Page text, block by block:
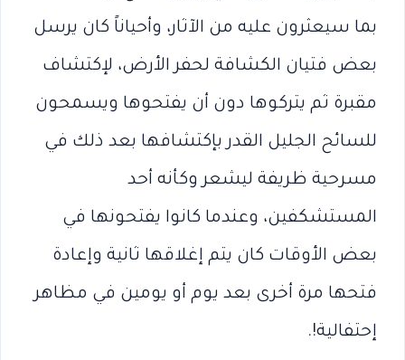
بما سيعثرون عليه من الآثار، وأحياناً كان يرسل
بعض فتيان الكشافة لحفر الأرض، لإكتشاف
مقبرة ثم يتركوها دون أن يفتحوها ويسمحون
للسائح الجليل القدر بإكتشافها بعد ذلك في
مسرحية ظريفة ليشعر وكأنه أحد
المستشكفين، وعندما كانوا يفتحونها في
بعض الأوقات كان يتم إغلاقها ثانية وإعادة
فتحها مرة أخرى بعد يوم أو يومين في مظاهر
إحتفالية!.